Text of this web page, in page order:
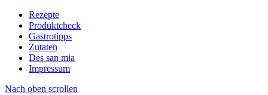
Rezepte
Produktcheck
Gastrotipps
Zutaten
Des san mia
Impressum
Nach oben scrollen